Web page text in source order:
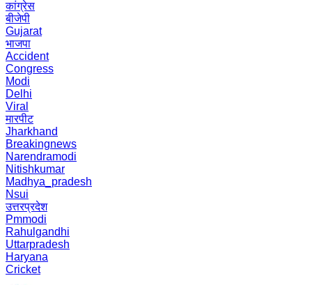
कांग्रेस
बीजेपी
Gujarat
भाजपा
Accident
Congress
Modi
Delhi
Viral
मारपीट
Jharkhand
Breakingnews
Narendramodi
Nitishkumar
Madhya_pradesh
Nsui
उत्तरप्रदेश
Pmmodi
Rahulgandhi
Uttarpradesh
Haryana
Cricket